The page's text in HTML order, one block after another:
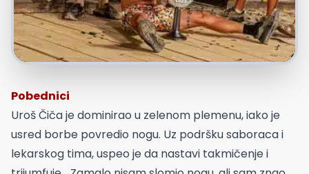
Pobednici
Uroš Čiča je dominirao u zelenom plemenu, iako je
usred borbe povredio nogu. Uz podršku saboraca i
lekarskog tima, uspeo je da nastavi takmičenje i